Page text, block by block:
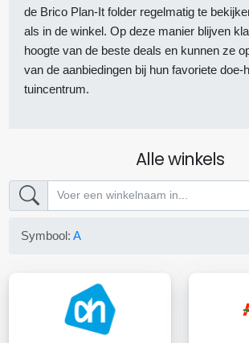
de Brico Plan-It folder regelmatig te
als in de winkel. Op deze manier blijven
hoogte van de beste deals en kunnen ze
van de aanbiedingen bij hun favoriete doe-
tuincentrum.
Alle winkels
Symbool:A